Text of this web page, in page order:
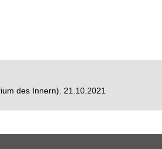
des Innern). 21.10.2021